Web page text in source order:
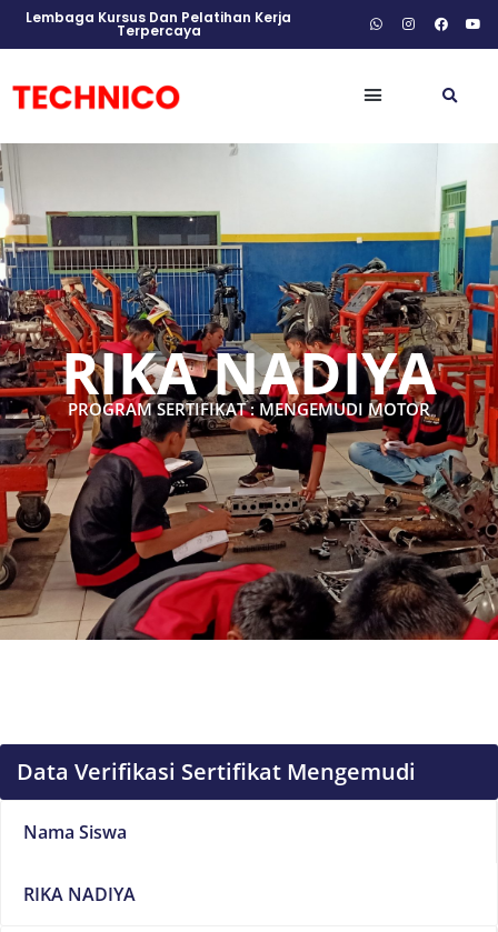
Lembaga Kursus Dan Pelatihan Kerja
Terpercaya
RIKA NADIYA
PROGRAM SERTIFIKAT : MENGEMUDI MOTOR
Data Verifikasi Sertifikat Mengemudi
Nama Siswa
RIKA NADIYA